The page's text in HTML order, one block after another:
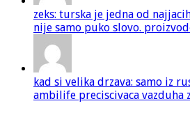
zeks: turska je jedna od
nije samo puko slovo.
kad si velika drzava: samo iz
ambilife preciscivaca vazduha